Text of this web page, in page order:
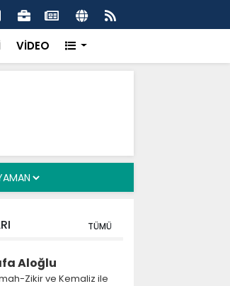
raporu, Adıyaman'daki siyasi
açıklıyor’
VİDEO
TÜMÜ
Aloğlu
Zikir ve Kemaliz ile